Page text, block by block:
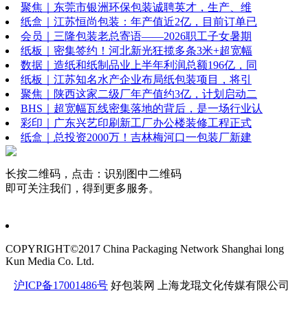
聚焦｜东莞市银洲环保包装诚聘英才，生产、维
纸盒｜江苏恒尚包装：年产值近2亿，目前订单已
会员｜三隆包装老总寄语——2026职工子女暑期
纸板｜密集签约！河北新光狂揽多条3米+超宽幅
数据｜造纸和纸制品业上半年利润总额196亿，同
纸板｜江苏知名水产企业布局纸包装项目，将引
聚焦｜陕西这家二级厂年产值约3亿，计划启动二
BHS｜超宽幅瓦线密集落地的背后，是一场行业认
彩印｜广东兴艺印刷新工厂办公楼装修工程正式
纸盒｜总投资2000万！吉林梅河口一包装厂新建
长按二维码，点击：识别图中二维码
即可关注我们，得到更多服务。
COPYRIGHT©2017 China Packaging Network Shanghai long
Kun Media Co. Ltd.
沪ICP备17001486号 好包装网 上海龙琨文化传媒有限公司